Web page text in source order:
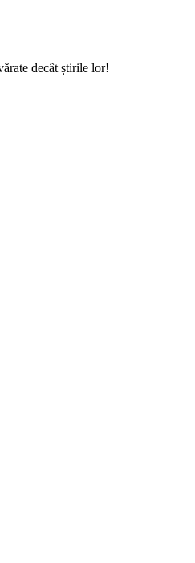
decât știrile lor!